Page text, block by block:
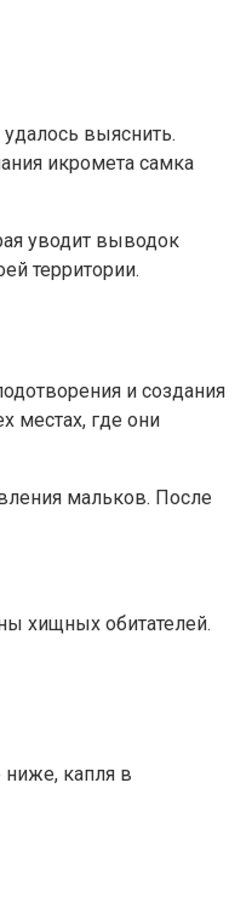
выяснить.
икромета самка
уводит выводок
территории.
и создания
местах, где они
мальков. После
хищных обитателей.
ниже, капля в